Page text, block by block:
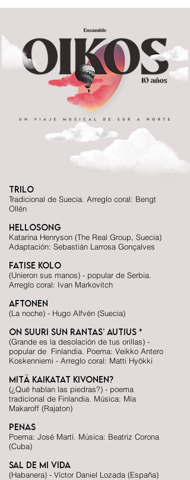
Trilo
Tradicional de Suecia. Arreglo coral: Bengt
Ollén
Hellosong
Katarina Henryson (The Real Group, Suecia)
Adaptación: Sebastián Larrosa Gonçalves
Fatise Kolo
(Unieron sus manos) - popular de Serbia.
Arreglo coral: Ivan Markovitch
Aftonen
(La noche) - Hugo Alfvén (Suecia)
On suuri sun rantas’ autius *
(Grande es la desolación de tus orillas) -
popular de Finlandia. Poema: Veikko Antero
Koskenniemi - Arreglo coral: Matti Hyökki
Mitä kaikatat kivonen?
(¿Qué hablan las piedras?) - poema
tradicional de Finlandia. Música: Mía
Makaroff (Rajaton)
Penas
Poema: José Martí. Música: Beatriz Corona
(Cuba)
Sal de mi vida
(Habanera) - Víctor Daniel Lozada (España)